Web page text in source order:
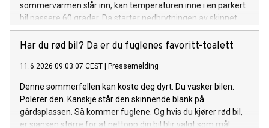
sommervarmen slår inn, kan temperaturen inne i en parkert
bil passere 60 grader. Da starter nedbrytningen av skinnet.
Har du rød bil? Da er du fuglenes favoritt-toalett
11.6.2026 09:03:07 CEST Pressemelding
Denne sommerfellen kan koste deg dyrt. Du vasker bilen.
Polerer den. Kanskje står den skinnende blank på
gårdsplassen. Så kommer fuglene. Og hvis du kjører rød bil,
er sjansen større for at nettopp din bil blir valgt som mål.